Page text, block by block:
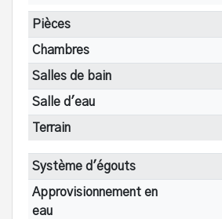
Pièces
Chambres
Salles de bain
Salle d'eau
Terrain
Système d'égouts
Approvisionnement en
eau